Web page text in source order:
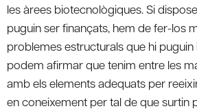
les àrees biotecnològiques. Si
puguin ser finançats, hem de fer-los
problemes estructurals que hi puguin
podem afirmar que tenim entre les
amb els elements adequats per
en coneixement per tal de que surtin